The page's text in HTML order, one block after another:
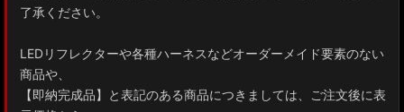
AAHH40W/AAHH45W/TAHA40W ヴェルファイア
AAHH40W/AAHH45W/AGH40W アルファード
AYH30/GGH30/35/AGH30/35 ヴェルファイア
了承ください。
LEDリフレクターや各種ハーネスなどオーダーメイド要素のない
商品や、
【即納完成品】と表記のある商品につきましては、ご注文後に表